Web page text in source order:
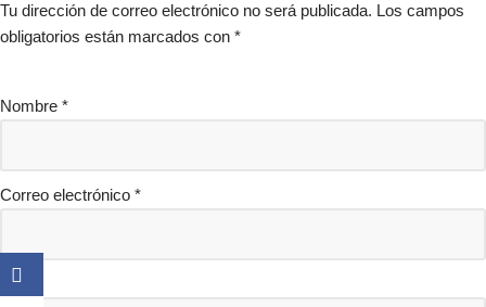
Tu dirección de correo electrónico no será publicada. Los campos
obligatorios están marcados con *
Nombre *
Correo electrónico *
Web